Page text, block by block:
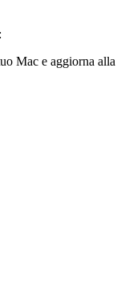
Mac e aggiorna alla